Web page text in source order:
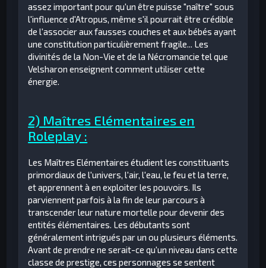
assez important pour qu'un être puisse "naître" sous
l'influence d'Atropus, même s'il pourrait être crédible
de l'associer aux fausses couches et aux bébés ayant
une constitution particulièrement fragile... Les
divinités de la Non-Vie et de la Nécromancie tel que
Velsharon enseignent comment utiliser cette
énergie.
2) Maîtres Elémentaires en
Roleplay :
Les Maîtres Elémentaires étudient les constituants
primordiaux de l'univers, l'air, l'eau, le feu et la terre,
et apprennent à en exploiter les pouvoirs. Ils
parviennent parfois à la fin de leur parcours à
transcender leur nature mortelle pour devenir des
entités élémentaires. Les débutants sont
généralement intrigués par un ou plusieurs éléments.
Avant de prendre ne serait-ce qu'un niveau dans cette
classe de prestige, ces personnages se sentent